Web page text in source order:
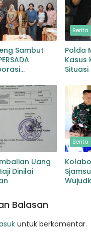
Sambut
Inklusi
Berita
Polda
Kasus
Uang
Dinilai
Berita
Balasan
untuk berkomentar.